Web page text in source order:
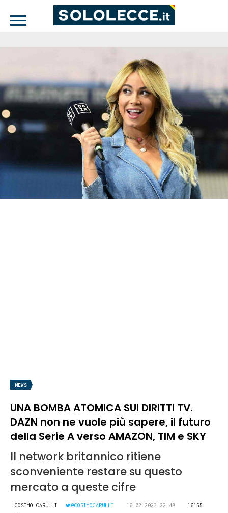
NEWS
UNA BOMBA ATOMICA SUI DIRITTI TV.
DAZN non ne vuole più sapere, il futuro
della Serie A verso AMAZON, TIM e SKY
Il network britannico ritiene
sconveniente restare su questo
mercato a queste cifre
COSIMO CARULLI @COSIMOCARULLI 16.02.2023 22:48
16155